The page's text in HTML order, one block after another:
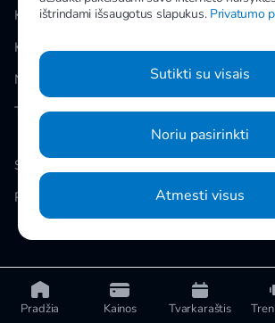
© 2026 UAB „Impuls LTU“ Kareivių g.
Klubai
Kainos
Naujienos
Taisyklės
Slapukų nustatymai
Privatumo politika
Pradžia Kainos Tvarkaraštis
ištrindami išsaugotus slapukus. Privatumo
Sutikti su visais
Noriu pasirinkti
Atmesti visus